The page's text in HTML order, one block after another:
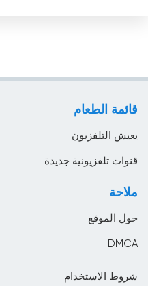
السلفادور
السنغال
السودان
السويد
قائمة الطعام
يعيش التلفزيون
قنوات تلفزيونية جديدة
ملاحة
حول الموقع
DMCA
شروط الاستخدام